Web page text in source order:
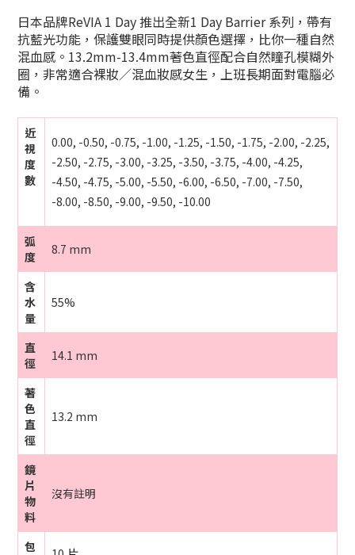
日本品牌ReVIA 1 Day 推出全新1 Day Barrier 系列，帶有
抗藍光功能，保護雙眼同時提供顏色選擇 ，比你一種自然
混血感。13.2mm-13.4mm著色直徑配合自然瞳孔模糊外
圈，非常適合裸妝／混血妝感女生，上班長期面對電腦必
備。
近
視
度
數
0.00, -0.50, -0.75, -1.00, -1.25, -1.50, -1.75, -2.00, -2.25,
-2.50, -2.75, -3.00, -3.25, -3.50, -3.75, -4.00, -4.25,
-4.50, -4.75, -5.00, -5.50, -6.00, -6.50, -7.00, -7.50,
-8.00, -8.50, -9.00, -9.50, -10.00
弧
度
8.7 mm
含
水
量
55%
直
徑
14.1 mm
著
色
直
徑
13.2 mm
鏡
片
物
料
沒有註明
包